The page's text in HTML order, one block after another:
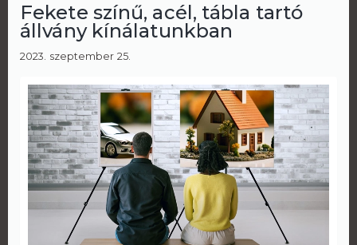
Fekete színű, acél, tábla tartó
állvány kínálatunkban
2023. szeptember 25.